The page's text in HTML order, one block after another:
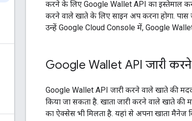
करने के लिए Google Wallet API का इस्तेमाल
करने वाले खाते के लिए साइन अप करना होगा.
उन्हें Google Cloud Console में, Google
Google Wallet API जारी
Google Wallet API जारी करने वाले खाते की
किया जा सकता है. खाता जारी करने वाले खाते
का ऐक्सेस भी मिलता है. यहां से अपना खाता मैनेज